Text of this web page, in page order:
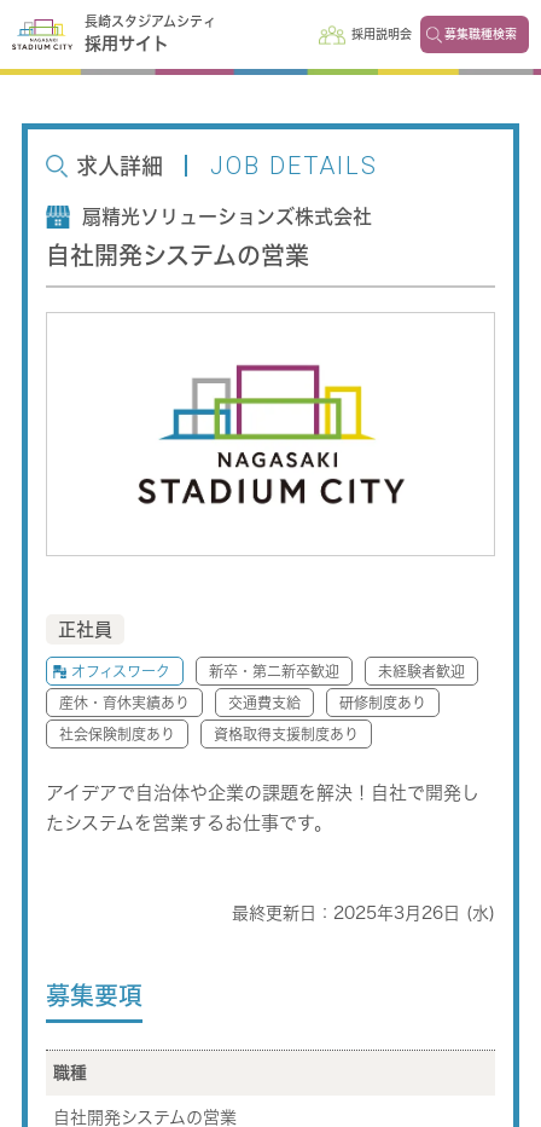
長崎スタジアムシティ
採用サイト
採用説明会 募集職種検索
求人詳細 JOB DETAILS
扇精光ソリューションズ株式会社
自社開発システムの営業
正社員
オフィスワーク 新卒・第二新卒歓迎 未経験者歓迎
産休・育休実績あり 交通費支給 研修制度あり
社会保険制度あり 資格取得支援制度あり
アイデアで自治体や企業の課題を解決！自社で開発し
たシステムを営業するお仕事です。
最終更新日：2025年3月26日 (水)
募集要項
職種
自社開発システムの営業